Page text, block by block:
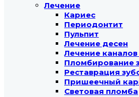
Лечение
Кариес
Периодонтит
Пульпит
Лечение десен
Лечение каналов
Пломбирование
Реставрация
Пришеечный
Световая пломба